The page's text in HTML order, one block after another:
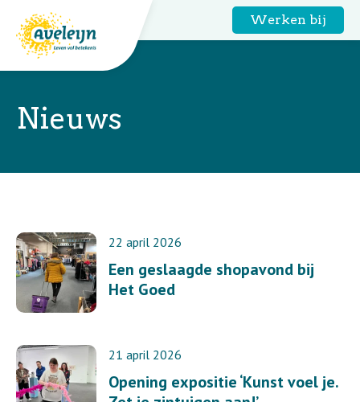
Werken bij
Nieuws
Een geslaagde shopavond bij
Het Goed
22 april 2026
Opening expositie ‘Kunst voel je.
21 april 2026